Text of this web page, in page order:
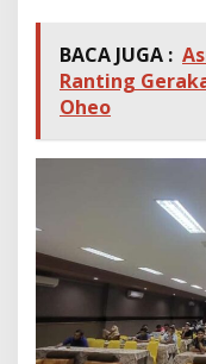
BACA JUGA :
Ranting
Oheo